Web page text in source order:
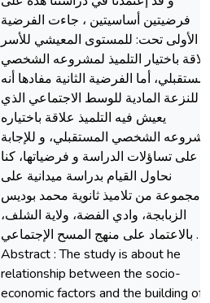
فرضيتين أساسيتين ، جاءت الفرضية
الأولى تحت: للمستوى المعيشي للأسر
باختيار التلميذ لمشروعه الشخصي
أما الفرضية الثانية مفادها أنه
للنزعة المادية للوسط الاجتماعي الذي
يعيش فيه التلميذ علاقة باختياره
الشخصي المستقبلي، و للإجابة
على تساؤلات الدراسة و فرضياتها، كنا
نحاول القيام بدراسة ميدانية على
مجموعة من تلاميذ ثانوية محمد بوديس
الزبابجة، وادي الفضة، ولاية الشلف،
بالاعتماد على منهج المسح الإجتماعي .
Abstract : The study is about he
relationship between the socio-
economic factors and the building of